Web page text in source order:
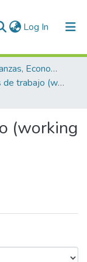
Log In (current)
Escuela de Finanzas, Economía y Gobierno
Documentos de trabajo (working papers)
(working